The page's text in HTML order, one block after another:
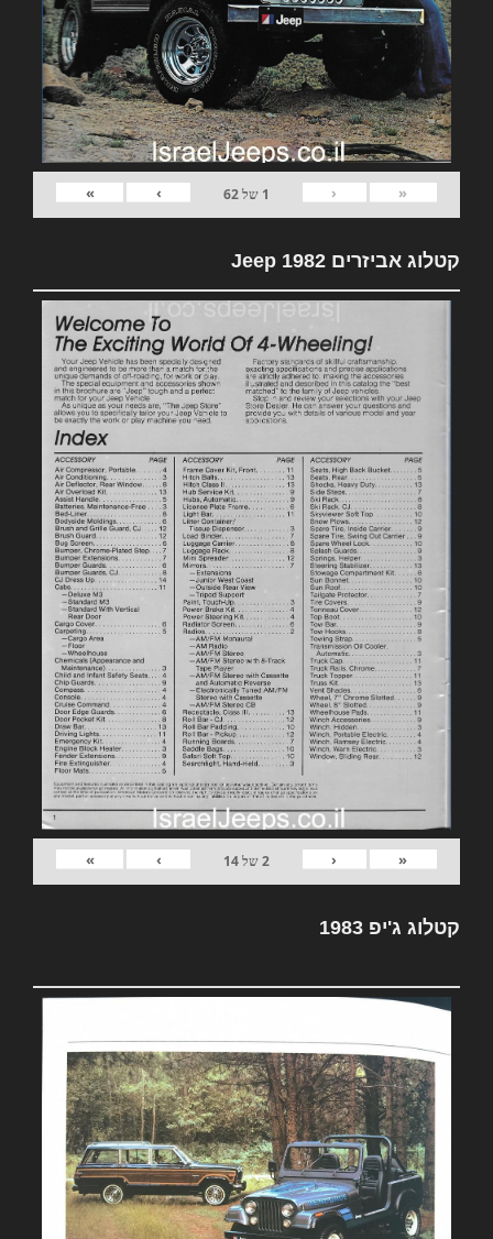
«
‹
1 של62
›
»
קטלוג אביזרים 1982 Jeep
«
‹
2של14
›
»
קטלוג ג'יפ 1983